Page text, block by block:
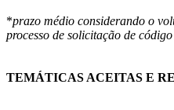
*prazo médio considerando o
processo de solicitação de
TEMÁTICAS ACEITAS E